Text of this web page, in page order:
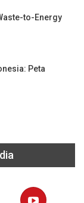
to-Energy
Peta